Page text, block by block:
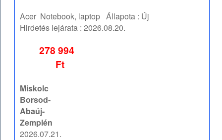
Acer Notebook, laptop Állapota : Új
Hirdetés lejárata :2026.08.20.
278 994
Ft
Miskolc
Borsod-
Abaúj-
Zemplén
2026.07.21.